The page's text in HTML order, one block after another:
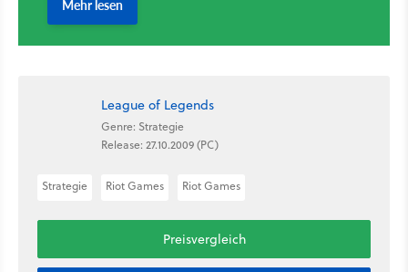
League of Legends
Genre: Strategie
Release: 27.10.2009 (PC)
Strategie Riot Games Riot Games
Preisvergleich